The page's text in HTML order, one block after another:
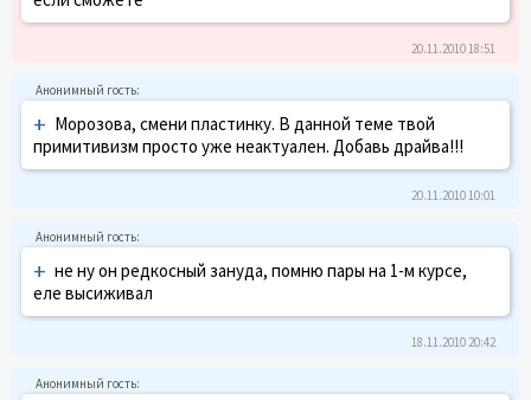
20.11.2010 18:51
+ Морозова, смени пластинку. В данной теме твой
примитивизм просто уже неактуален. Добавь драйва!!!
20.11.2010 10:01
+ не ну он редкосный зануда, помню пары на 1-м курсе,
еле высиживал
18.11.2010 20:42